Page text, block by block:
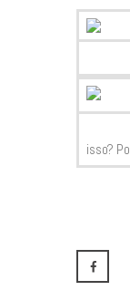
isso?